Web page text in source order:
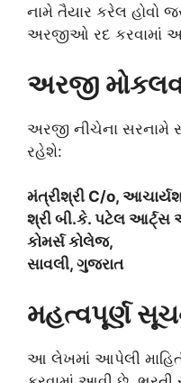
નામે તૈયાર કરેલ હોવો
અરજીઓ રદ કરવામાં
અરજી
અરજી નીચેના સરનામે
રહેશે:
મંત્રીશ્રી C/o,
શ્રી બી.કે. પટેલ
કોમર્સ કોલેજ,
સાવલી, ગુજરાત
મહત્વપૂર્ણ
આ લેખમાં આપેલી